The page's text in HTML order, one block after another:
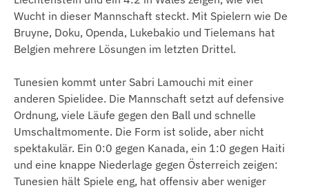
Wucht in dieser Mannschaft steckt. Mit Spielern wie De
Bruyne, Doku, Openda, Lukebakio und Tielemans hat
Belgien mehrere Lösungen im letzten Drittel.
Tunesien kommt unter Sabri Lamouchi mit einer
anderen Spielidee. Die Mannschaft setzt auf defensive
Ordnung, viele Läufe gegen den Ball und schnelle
Umschaltmomente. Die Form ist solide, aber nicht
spektakulär. Ein 0:0 gegen Kanada, ein 1:0 gegen Haiti
und eine knappe Niederlage gegen Österreich zeigen:
Tunesien hält Spiele eng, hat offensiv aber weniger